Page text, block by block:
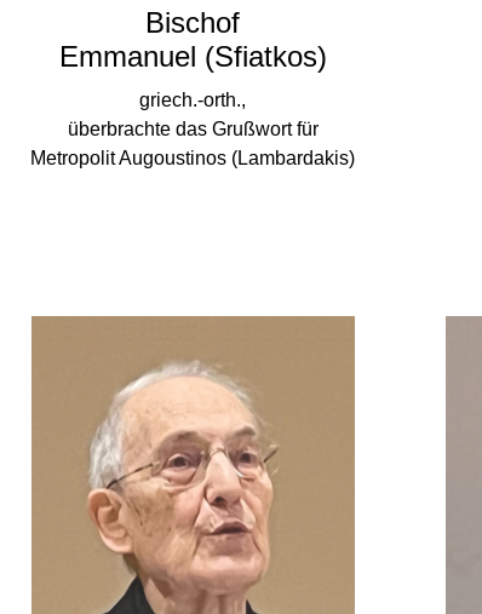
Bischof
Emmanuel (Sfiatkos)
griech.-orth.,
überbrachte das Grußwort für
Metropolit Augoustinos (Lambardakis)